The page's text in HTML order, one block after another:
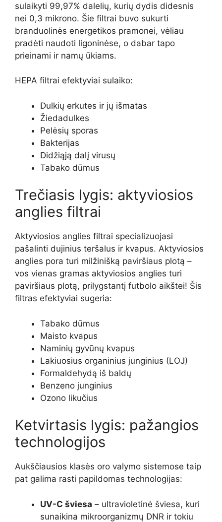
sulaikyti 99,97% dalelių, kurių dydis didesnis
nei 0,3 mikrono. Šie filtrai buvo sukurti
branduolinės energetikos pramonei, vėliau
pradėti naudoti ligoninėse, o dabar tapo
prieinami ir namų ūkiams.
HEPA filtrai efektyviai sulaiko:
Dulkių erkutes ir jų išmatas
Žiedadulkes
Pelėsių sporas
Bakterijas
Didžiąją dalį virusų
Tabako dūmus
Trečiasis lygis: aktyviosios
anglies filtrai
Aktyviosios anglies filtrai specializuojasi
pašalinti dujinius teršalus ir kvapus. Aktyviosios
anglies pora turi milžinišką paviršiaus plotą –
vos vienas gramas aktyviosios anglies turi
paviršiaus plotą, prilygstantį futbolo aikštei! Šis
filtras efektyviai sugeria:
Tabako dūmus
Maisto kvapus
Naminių gyvūnų kvapus
Lakiuosius organinius junginius (LOJ)
Formaldehydą iš baldų
Benzeno junginius
Ozono likučius
Ketvirtasis lygis: pažangios
technologijos
Aukščiausios klasės oro valymo sistemose taip
pat galima rasti papildomas technologijas:
UV-C šviesa – ultravioletinė šviesa, kuri
sunaikina mikroorganizmų DNR ir tokiu